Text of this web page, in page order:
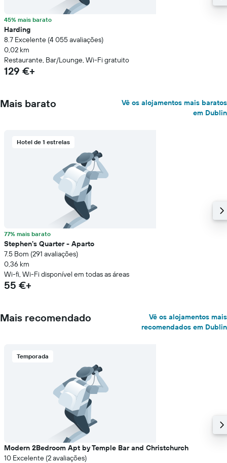
45% mais barato
Harding
8.7 Excelente (4 055 avaliações)
0,02 km
Restaurante, Bar/Lounge, Wi-Fi gratuito
129 €+
Mais barato
Vê os alojamentos mais baratos
em Dublin
Hotel de 1 estrelas
77% mais barato
Stephen's Quarter - Aparto
7.5 Bom (291 avaliações)
0,36 km
Wi-fi, Wi-Fi disponível em todas as áreas
55 €+
Mais recomendado
Vê os alojamentos mais
recomendados em Dublin
Temporada
Modern 2Bedroom Apt by Temple Bar and Christchurch
10 Excelente (2 avaliações)